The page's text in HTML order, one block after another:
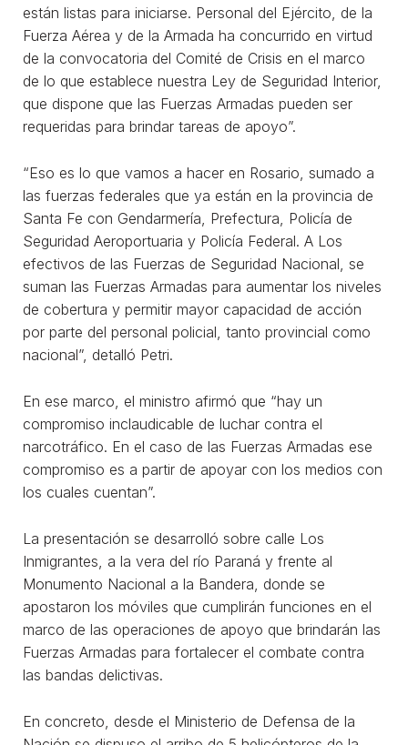
están listas para iniciarse. Personal del Ejército, de la
Fuerza Aérea y de la Armada ha concurrido en virtud
de la convocatoria del Comité de Crisis en el marco
de lo que establece nuestra Ley de Seguridad Interior,
que dispone que las Fuerzas Armadas pueden ser
requeridas para brindar tareas de apoyo”.
“Eso es lo que vamos a hacer en Rosario, sumado a
las fuerzas federales que ya están en la provincia de
Santa Fe con Gendarmería, Prefectura, Policía de
Seguridad Aeroportuaria y Policía Federal. A Los
efectivos de las Fuerzas de Seguridad Nacional, se
suman las Fuerzas Armadas para aumentar los niveles
de cobertura y permitir mayor capacidad de acción
por parte del personal policial, tanto provincial como
nacional”, detalló Petri.
En ese marco, el ministro afirmó que “hay un
compromiso inclaudicable de luchar contra el
narcotráfico. En el caso de las Fuerzas Armadas ese
compromiso es a partir de apoyar con los medios con
los cuales cuentan”.
La presentación se desarrolló sobre calle Los
Inmigrantes, a la vera del río Paraná y frente al
Monumento Nacional a la Bandera, donde se
apostaron los móviles que cumplirán funciones en el
marco de las operaciones de apoyo que brindarán las
Fuerzas Armadas para fortalecer el combate contra
las bandas delictivas.
En concreto, desde el Ministerio de Defensa de la